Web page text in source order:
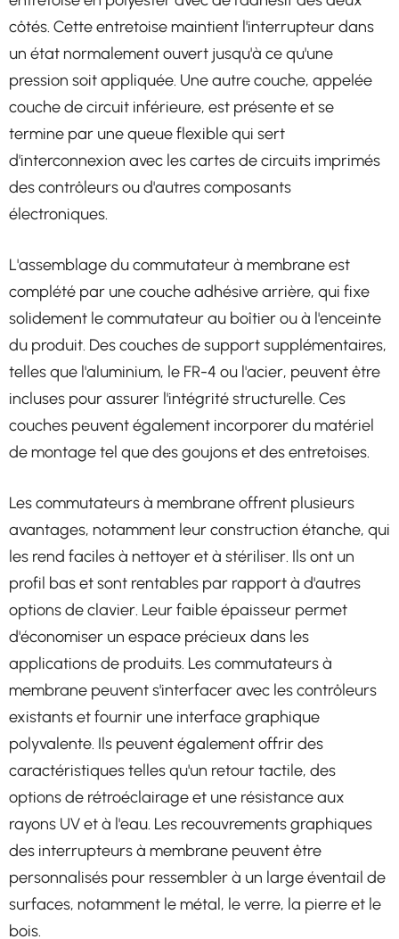
côtés. Cette entretoise maintient l'interrupteur dans
un état normalement ouvert jusqu'à ce qu'une
pression soit appliquée. Une autre couche, appelée
couche de circuit inférieure, est présente et se
termine par une queue flexible qui sert
d'interconnexion avec les cartes de circuits imprimés
des contrôleurs ou d'autres composants
électroniques.
L'assemblage du commutateur à membrane est
complété par une couche adhésive arrière, qui fixe
solidement le commutateur au boîtier ou à l'enceinte
du produit. Des couches de support supplémentaires,
telles que l'aluminium, le FR-4 ou l'acier, peuvent être
incluses pour assurer l'intégrité structurelle. Ces
couches peuvent également incorporer du matériel
de montage tel que des goujons et des entretoises.
Les commutateurs à membrane offrent plusieurs
avantages, notamment leur construction étanche, qui
les rend faciles à nettoyer et à stériliser. Ils ont un
profil bas et sont rentables par rapport à d'autres
options de clavier. Leur faible épaisseur permet
d'économiser un espace précieux dans les
applications de produits. Les commutateurs à
membrane peuvent s'interfacer avec les contrôleurs
existants et fournir une interface graphique
polyvalente. Ils peuvent également offrir des
caractéristiques telles qu'un retour tactile, des
options de rétroéclairage et une résistance aux
rayons UV et à l'eau. Les recouvrements graphiques
des interrupteurs à membrane peuvent être
personnalisés pour ressembler à un large éventail de
surfaces, notamment le métal, le verre, la pierre et le
bois.